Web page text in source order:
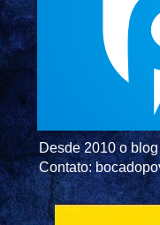
Desde 2010 o
Contato: